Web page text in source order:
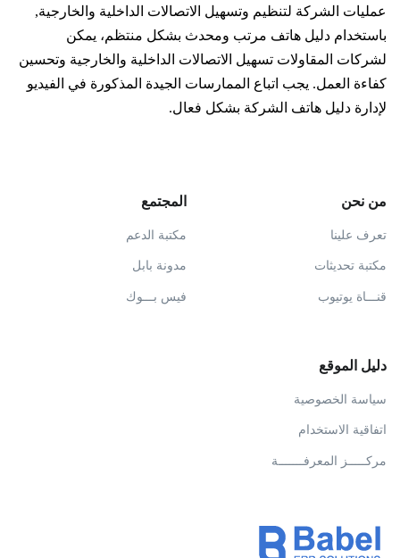
عمليات الشركة لتنظيم وتسهيل الاتصالات الداخلية والخارجية,
باستخدام دليل هاتف مرتب ومحدث بشكل منتظم، يمكن
لشركات المقاولات تسهيل الاتصالات الداخلية والخارجية وتحسين
كفاءة العمل. يجب اتباع الممارسات الجيدة المذكورة في الفيديو
لإدارة دليل هاتف الشركة بشكل فعال.
من نحن
تعرف علينا
مكتبة تحديثات
قنـــاة يوتيوب
المجتمع
مكتبة الدعم
مدونة بابل
فيس بـــوك
دليل الموقع
سياسة الخصوصية
اتفاقية الاستخدام
مركـــــز المعرفـــــــة